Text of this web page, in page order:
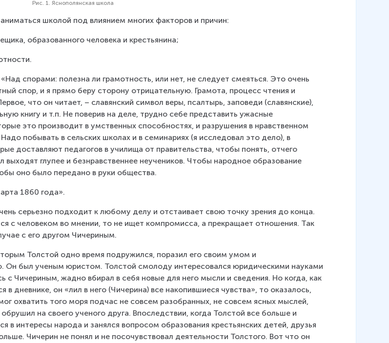
Рис. 1. Яснополянская школа
школой под влиянием многих факторов и причин:
образованного человека и крестьянина;
спорами: полезна ли грамотность, или нет, не следует смеяться. Это очень
спор, и я прямо беру сторону отрицательную. Грамота, процесс чтения и
что он читает, – славянский символ веры, псалтырь, заповеди (славянские),
книгу и т.п. Не поверив на деле, трудно себе представить ужасные
это производит в умственных способностях, и разрушения в нравственном
побывать в сельских школах и в семинариях (я исследовал это дело), в
доставляют педагогов в училища от правительства, чтобы понять, отчего
выходят глупее и безнравственнее неучеников. Чтобы народное образование
оно было передано в руки общества.
1860 года».
серьезно подходит к любому делу и отстаивает свою точку зрения до конца.
с человеком во мнении, то не ищет компромисса, а прекращает отношения. Так
с его другом Чичериным.
Толстой одно время подружился, поразил его своим умом и
Он был ученым юристом. Толстой смолоду интересовался юридическими науками
с Чичериным, жадно вбирал в себя новые для него мысли и сведения. Но когда, как
в дневнике, он «лил в него (Чичерина) все накопившиеся чувства», то оказалось,
охватить того моря подчас не совсем разобранных, не совсем ясных мыслей,
на своего ученого друга. Впоследствии, когда Толстой все больше и
в интересы народа и занялся вопросом образования крестьянских детей, друзья
Чичерин не понял и не посочувствовал деятельности Толстого. Вот что он